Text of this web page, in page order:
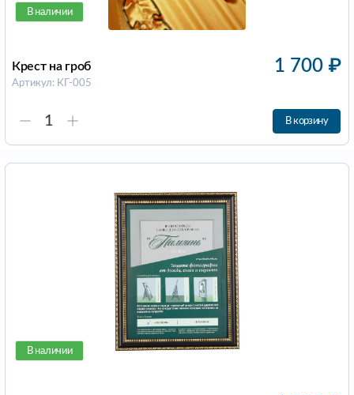
В наличии
Крест на гроб
Артикул: КГ-005
1 700 ₽
В корзину
В наличии